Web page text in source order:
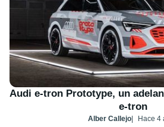
Audi e-tron Prototype, un
e-tron
Alber Callejo Hace 4